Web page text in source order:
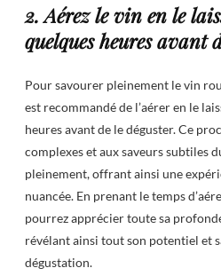
2. Aérez le vin en le
quelques heures avant
Pour savourer pleinement le vin
est recommandé de l’aérer en le
heures avant de le déguster. Ce
complexes et aux saveurs subtiles
pleinement, offrant ainsi une
nuancée. En prenant le temps
pourrez apprécier toute sa
révélant ainsi tout son potentiel et
dégustation.